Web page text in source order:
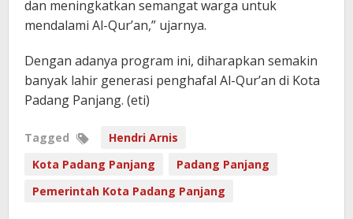
dan meningkatkan semangat warga untuk
mendalami Al-Qur’an,” ujarnya.
Dengan adanya program ini, diharapkan semakin
banyak lahir generasi penghafal Al-Qur’an di Kota
Padang Panjang. (eti)
Tagged
Hendri Arnis
Kota Padang Panjang
Padang Panjang
Pemerintah Kota Padang Panjang